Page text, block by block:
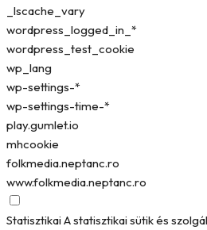
_lscache_vary
wordpress_logged_in_*
wordpress_test_cookie
wp_lang
wp-settings-*
wp-settings-time-*
play.gumlet.io
mhcookie
folkmedia.neptanc.ro
www.folkmedia.neptanc.ro
StatisztikaiA statisztikai sütik és